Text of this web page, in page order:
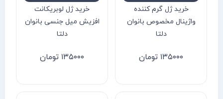
خرید ژل گرم کننده
واژینال مخصوص بانوان
دلتا
۱۳۵۰۰۰ تومان
خرید ژل لوبریکانت
افزیش میل جنسی بانوان
دلتا
۱۳۵۰۰۰ تومان